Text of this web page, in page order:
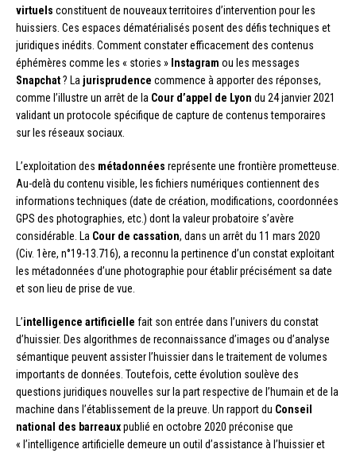
virtuels constituent de nouveaux territoires d’intervention pour les
huissiers. Ces espaces dématérialisés posent des défis techniques et
juridiques inédits. Comment constater efficacement des contenus
éphémères comme les « stories » Instagram ou les messages
Snapchat? La jurisprudence commence à apporter des réponses,
comme l’illustre un arrêt de la Cour d’appel de Lyon du 24 janvier 2021
validant un protocole spécifique de capture de contenus temporaires
sur les réseaux sociaux.
L’exploitation des métadonnées représente une frontière prometteuse.
Au-delà du contenu visible, les fichiers numériques contiennent des
informations techniques (date de création, modifications, coordonnées
GPS des photographies, etc.) dont la valeur probatoire s’avère
considérable. La Cour de cassation, dans un arrêt du 11 mars 2020
(Civ. 1ère, n°19-13.716), a reconnu la pertinence d’un constat exploitant
les métadonnées d’une photographie pour établir précisément sa date
et son lieu de prise de vue.
L’intelligence artificielle fait son entrée dans l’univers du constat
d’huissier. Des algorithmes de reconnaissance d’images ou d’analyse
sémantique peuvent assister l’huissier dans le traitement de volumes
importants de données. Toutefois, cette évolution soulève des
questions juridiques nouvelles sur la part respective de l’humain et de la
machine dans l’établissement de la preuve. Un rapport du Conseil
national des barreauxpublié en octobre 2020 préconise que
« l’intelligence artificielle demeure un outil d’assistance à l’huissier et